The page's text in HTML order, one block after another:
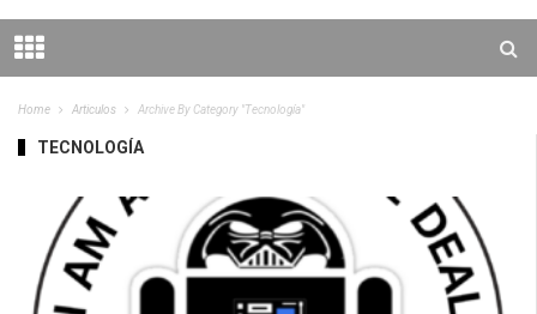
Home Articulos Archive By Category "Tecnología"
TECNOLOGÍA